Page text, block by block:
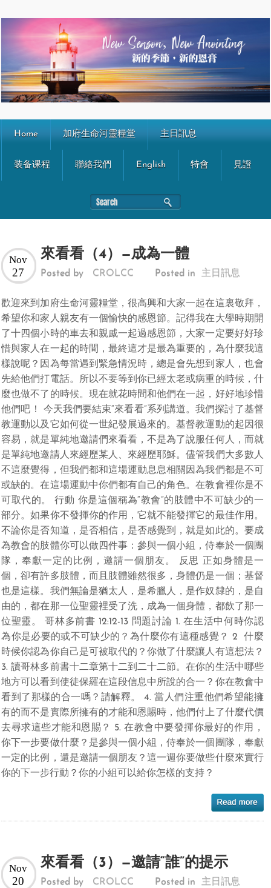
Home 加府生命河靈糧堂 主日訊息
装备课程 聯絡我們 English 特會 見證
來看看（4）—成為一體
Nov
27 Posted by CROLCC Posted in 主日訊息
歡迎來到加府生命河靈糧堂，很高興和大家一起在這裏敬拜，
希望你和家人親友有一個愉快的感恩節。記得我在大學時期開
了十四個小時的車去和親戚一起過感恩節，大家一定要好好珍
惜與家人在一起的時間，最終這才是最為重要的，為什麼我這
樣說呢？因為每當遇到緊急情況時，總是會先想到家人，也會
先給他們打電話。所以不要等到你已經太老或病重的時候，什
麼也做不了的時候。現在就花時間和他們在一起，好好地珍惜
他們吧！ 今天我們要結束“來看看”系列講道。我們探討了基督
教運動以及它如何從一世紀發展過來的。基督教運動的起因很
容易，就是單純地邀請們來看看，不是為了說服任何人，而就
是單純地邀請人來經歷某人、來經歷耶穌。儘管我們大多數人
不這麼覺得，但我們都和這場運動息息相關因為我們都是不可
或缺的。在這場運動中你們都有自己的角色。在教會裡你是不
可取代的。 行動 你是這個稱為“教會”的肢體中不可缺少的一
部分。如果你不發揮你的作用，它就不能發揮它的最佳作用。
不論你是否知道，是否相信，是否感覺到，就是如此的。要成
為教會的肢體你可以做四件事：參與一個小組，侍奉於一個團
隊，奉獻一定的比例，邀請一個朋友。 反思 正如身體是一
個，卻有許多肢體，而且肢體雖然很多，身體仍是一個；基督
也是這樣。我們無論是猶太人，是希臘人，是作奴隸的，是自
由的，都在那一位聖靈裡受了洗，成為一個身體，都飲了那一
位聖靈。 哥林多前書 12:12-13 問題討論 1. 在生活中何時你認
為你是必要的或不可缺少的？為什麼你有這種感覺？ 2 什麼
時候你認為你自己是可被取代的？你做了什麼讓人有這想法？
3. 讀哥林多前書十二章第十二到二十二節。在你的生活中哪些
地方可以看到使徒保羅在這段信息中所說的合一？你在教會中
看到了那樣的合一嗎？請解釋。 4. 當人們注重他們希望能擁
有的而不是實際所擁有的才能和恩賜時，他們付上了什麼代價
去尋求這些才能和恩賜？ 5. 在教會中要發揮你最好的作用，
你下一步要做什麼？是參與一個小組，侍奉於一個團隊，奉獻
一定的比例，還是邀請一個朋友？這一週你要做些什麼來實行
你的下一步行動？你的小組可以給你怎樣的支持？
來看看（3）—邀請“誰”的提示
Nov
20 Posted by CROLCC Posted in 主日訊息